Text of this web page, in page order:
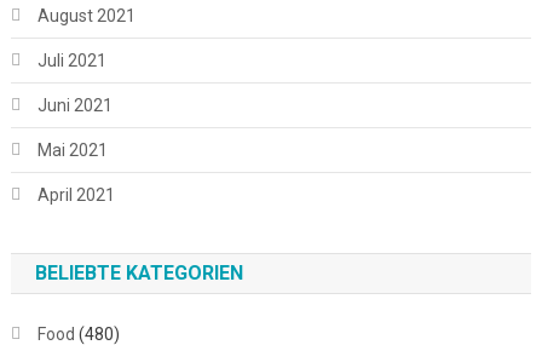
August 2021
Juli 2021
Juni 2021
Mai 2021
April 2021
BELIEBTE KATEGORIEN
Food (480)